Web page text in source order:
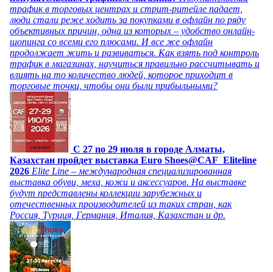
трафик в торговых центрах и стрит-ритейле падает,
люди стали реже ходить за покупками в офлайн по ряду
объективных причин, одна из которых – удобство онлайн-
шопинга со всеми его плюсами. И все же офлайн
продолжает жить и развиваться. Как взять под контроль
трафик в магазинах, научиться правильно рассчитывать и
влиять на то количество людей, которое приходит в
торговые точки, чтобы они были прибыльными?
C 27 по 29 июля в городе Алматы,
Казахстан пройдет выставка Euro Shoes@CAF_Eliteline
2026 Elite Line – международная специализированная
выставка обуви, меха, кожи и аксессуаров. На выставке
будут представлены коллекции зарубежных и
отечественных производителей из таких стран, как
Россия, Турция, Германия, Италия, Казахстан и др.